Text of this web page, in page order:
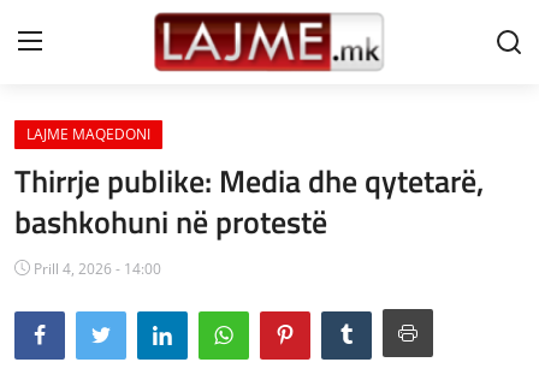
Shtëpi
LAJME MAQEDONI
SHQIPERI
KOSOVA
LAJME NGA BOTA
LAJME MAQEDONI
Thirrje publike: Media dhe qytetarë,
bashkohuni në protestë
Prill 4, 2026 - 14:00